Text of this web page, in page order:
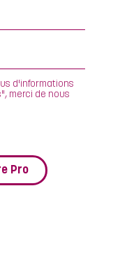
d'informations
merci de nous
Pro